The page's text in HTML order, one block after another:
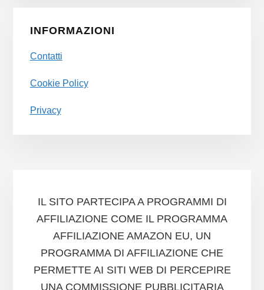
INFORMAZIONI
Contatti
Cookie Policy
Privacy
IL SITO PARTECIPA A PROGRAMMI DI
AFFILIAZIONE COME IL PROGRAMMA
AFFILIAZIONE AMAZON EU, UN
PROGRAMMA DI AFFILIAZIONE CHE
PERMETTE AI SITI WEB DI PERCEPIRE
UNA COMMISSIONE PUBBLICITARIA